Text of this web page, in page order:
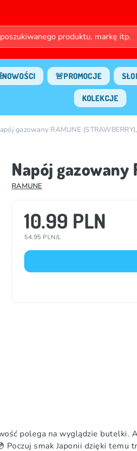
🚨PROMOCJE
KOLEKCJE
gazowany RAMUNE
Napój gazowany
RAMUNE
10.99 PLN
54.95 PLN/L
polega na wyglądzie butelki.
smak Japonii dzięki temu